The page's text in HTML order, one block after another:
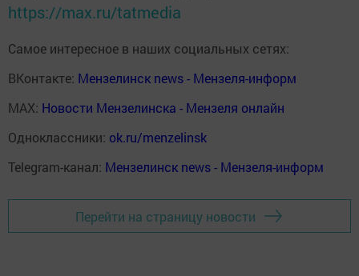
https://max.ru/tatmedia
Самое интересное в наших социальных сетях:
ВКонтакте: Мензелинск news - Мензеля-информ
MAX: Новости Мензелинска - Мензеля онлайн
Одноклассники: ok.ru/menzelinsk
Telegram-канал: Мензелинск news - Мензеля-информ
Перейти на страницу новости